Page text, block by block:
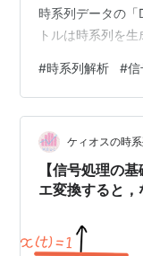
時系列データの
トルは時系列を
界の時系列データ
デルにピタッと
せん。現実は非
パワースペクトル
アです。 ゆらぎ
実のデータには
#時系列解析 #信
ケィオスの時
【信号処理の
エ変換すると